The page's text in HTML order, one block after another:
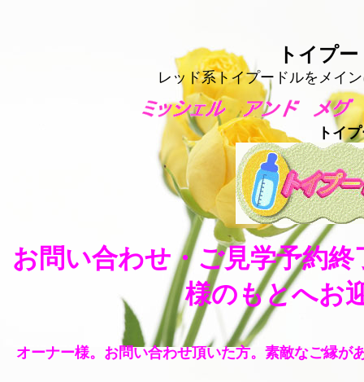
トイプ
レッド系トイプードルをメイ
トイ
お問い合わせ・ご見学予約
様のもとへお
オーナー様。お問い合わせ頂いた方。素敵なご縁が